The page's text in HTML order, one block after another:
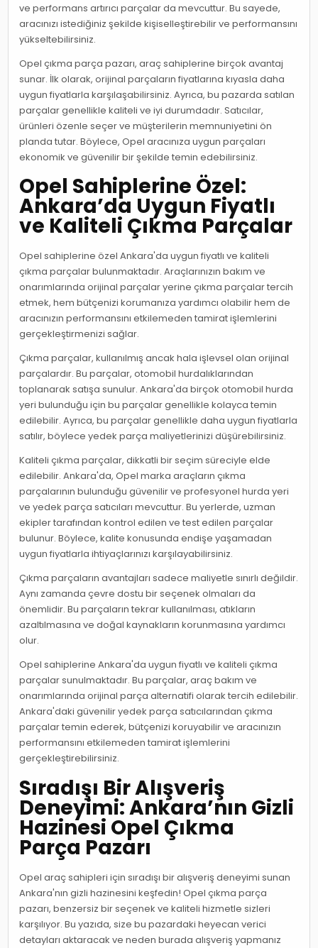
ve performans artırıcı parçalar da mevcuttur. Bu sayede,
aracınızı istediğiniz şekilde kişiselleştirebilir ve performansını
yükseltebilirsiniz.
Opel çıkma parça pazarı, araç sahiplerine birçok avantaj
sunar. İlk olarak, orijinal parçaların fiyatlarına kıyasla daha
uygun fiyatlarla karşılaşabilirsiniz. Ayrıca, bu pazarda satılan
parçalar genellikle kaliteli ve iyi durumdadır. Satıcılar,
ürünleri özenle seçer ve müşterilerin memnuniyetini ön
planda tutar. Böylece, Opel aracınıza uygun parçaları
ekonomik ve güvenilir bir şekilde temin edebilirsiniz.
Opel Sahiplerine Özel:
Ankara’da Uygun Fiyatlı
ve Kaliteli Çıkma Parçalar
Opel sahiplerine özel Ankara'da uygun fiyatlı ve kaliteli
çıkma parçalar bulunmaktadır. Araçlarınızın bakım ve
onarımlarında orijinal parçalar yerine çıkma parçalar tercih
etmek, hem bütçenizi korumanıza yardımcı olabilir hem de
aracınızın performansını etkilemeden tamirat işlemlerini
gerçekleştirmenizi sağlar.
Çıkma parçalar, kullanılmış ancak hala işlevsel olan orijinal
parçalardır. Bu parçalar, otomobil hurdalıklarından
toplanarak satışa sunulur. Ankara'da birçok otomobil hurda
yeri bulunduğu için bu parçalar genellikle kolayca temin
edilebilir. Ayrıca, bu parçalar genellikle daha uygun fiyatlarla
satılır, böylece yedek parça maliyetlerinizi düşürebilirsiniz.
Kaliteli çıkma parçalar, dikkatli bir seçim süreciyle elde
edilebilir. Ankara'da, Opel marka araçların çıkma
parçalarının bulunduğu güvenilir ve profesyonel hurda yeri
ve yedek parça satıcıları mevcuttur. Bu yerlerde, uzman
ekipler tarafından kontrol edilen ve test edilen parçalar
bulunur. Böylece, kalite konusunda endişe yaşamadan
uygun fiyatlarla ihtiyaçlarınızı karşılayabilirsiniz.
Çıkma parçaların avantajları sadece maliyetle sınırlı değildir.
Aynı zamanda çevre dostu bir seçenek olmaları da
önemlidir. Bu parçaların tekrar kullanılması, atıkların
azaltılmasına ve doğal kaynakların korunmasına yardımcı
olur.
Opel sahiplerine Ankara'da uygun fiyatlı ve kaliteli çıkma
parçalar sunulmaktadır. Bu parçalar, araç bakım ve
onarımlarında orijinal parça alternatifi olarak tercih edilebilir.
Ankara'daki güvenilir yedek parça satıcılarından çıkma
parçalar temin ederek, bütçenizi koruyabilir ve aracınızın
performansını etkilemeden tamirat işlemlerini
gerçekleştirebilirsiniz.
Sıradışı Bir Alışveriş
Deneyimi: Ankara’nın Gizli
Hazinesi Opel Çıkma
Parça Pazarı
Opel araç sahipleri için sıradışı bir alışveriş deneyimi sunan
Ankara'nın gizli hazinesini keşfedin! Opel çıkma parça
pazarı, benzersiz bir seçenek ve kaliteli hizmetle sizleri
karşılıyor. Bu yazıda, size bu pazardaki heyecan verici
detayları aktaracak ve neden burada alışveriş yapmanız